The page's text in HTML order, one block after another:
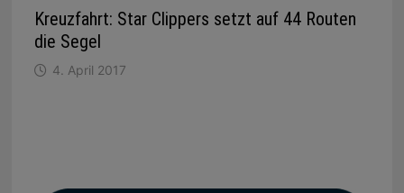
Kreuzfahrt: Star Clippers setzt auf 44 Routen
die Segel
4. April 2017